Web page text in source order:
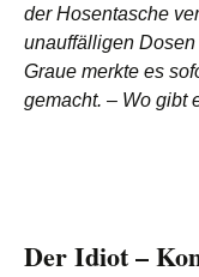
der Hosentasche
unauffälligen
Graue merkte es
gemacht. – Wo gibt
Der Idiot –